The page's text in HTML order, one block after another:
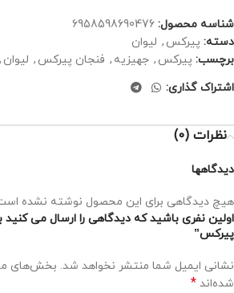
شناسه محصول: 6958598690476
دسته: پیرکس , لیوان
برچسب: پیرکس , جهیزیه , فنجان پیرکس , لیوان ,
اشتراک گذاری:
نظرات (0)
دیدگاهها
هیچ دیدگاهی برای این محصول نوشته نشده
پیرکس”
نشانی ایمیل شما منتشر نخواهد شد. بخش‌های
شده‌اند *